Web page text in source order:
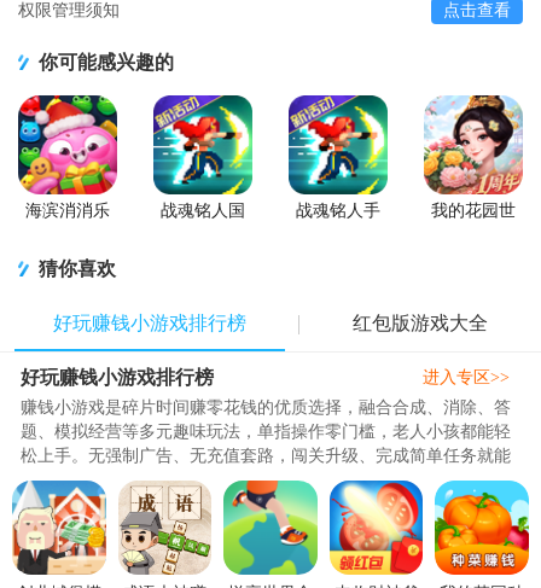
权限管理须知 点击查看
你可能感兴趣的
海滨消消乐
战魂铭人国
战魂铭人手
我的花园世
猜你喜欢
好玩赚钱小游戏排行榜 红包版游戏大全
好玩赚钱小游戏排行榜
赚钱小游戏是碎片时间赚零花钱的优质选择，融合合成、消除、答
题、模拟经营等多元趣味玩法，单指操作零门槛，老人小孩都能轻
松上手。无强制广告、无充值套路，闯关升级、完成简单任务就能
赚收益，离线也能积累奖励，通勤、摸鱼随时开玩，还有打卡翻
倍、冲榜奖金等额外福利，边玩边赚解压又实用，不用费时费力，
轻松实现零花钱自由！..
进入专区>>